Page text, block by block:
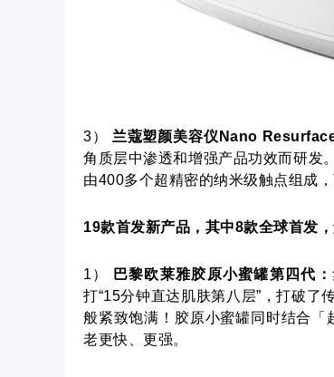
3） 兰蔻塑颜美容仪 Nano
角质层中渗透和增强产品功效而研发
由400多个超精密的纳米级触点组成
19款首发新产品，其中8款全球首发
1） 巴黎欧莱雅胶原小蜜罐第四代：
打“15分钟直达肌肤第八层”，打破了
般紧致饱满！胶原小蜜罐同时结合
老更快、更强。